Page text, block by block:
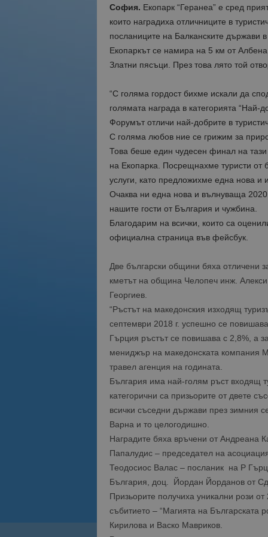
София. Екопарк “Геранеа” е сред
които наградиха отличниците в
посланиците на Балканските държави
Екопаркът се намира на 5 км от
Златни пясъци. През това лято той
“С голяма гордост бихме искали да
голямата награда в категорията “Най-
Форумът отличи най-добрите в
С голяма любов ние се грижим за
Това беше един чудесен финал на тази
на Екопарка. Посрещнахме туристи от
услуги, като предложихме една нова и
Очаква ни една нова и вълнуваща
нашите гости от България и чужбина.
Благодарим на всички, които са
официална страница във фейсбук.
Две български общини бяха отличени
кметът на община Челопеч инж.
Георгиев.
“Ръстът на македонския изходящ
септември 2018 г. успешно се
Гърция ръстът се повишава с 2,8%, а
мениджър на македонската компания
травел агенция на годината.
България има най-голям ръст входящ
категорични са призьорите от двете
всички съседни държави през зимния
Варна и то целогодишно.
Наградите бяха връчени от Андреана
Папалудис – председател на
Теодосиос Валас – посланик на Р
България, доц. Йордан Йорданов от
Призьорите получиха уникални рози
събитието – “Магията на Българската
Кирилова и Васко Мавриков.